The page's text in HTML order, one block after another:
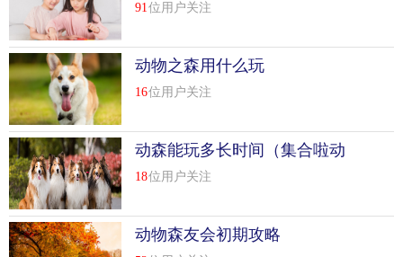
91位用户关注
动物之森用什么玩
16位用户关注
动森能玩多长时间（集合啦动
物森友会可以玩多久）
18位用户关注
动物森友会初期攻略